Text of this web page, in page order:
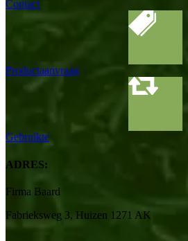
Contact
Productaanvraag
Gebruikte
ADRES:
Firma Baard
Fabrieksweg 3, Huizen 1271 AK